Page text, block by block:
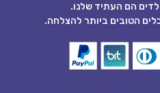
הם העתיד שלנו.
הטובים ביותר להצלחה.